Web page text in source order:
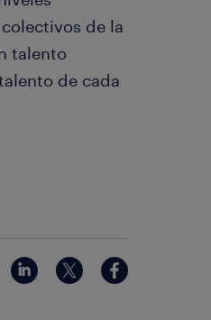
de la
talento
de cada